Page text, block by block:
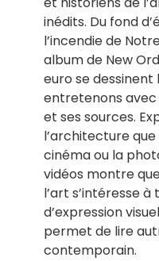
inédits. Du fond
l’incendie de
album de New
euro se dessinent
entretenons avec
et ses sources.
l’architecture
cinéma ou la
vidéos montre
l’art s’intéresse
d’expression
permet de lire
contemporain.